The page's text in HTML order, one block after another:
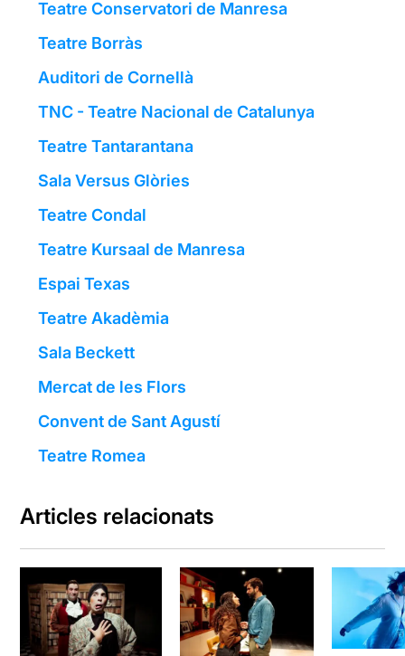
Teatre Conservatori de Manresa
Teatre Borràs
Auditori de Cornellà
TNC - Teatre Nacional de Catalunya
Teatre Tantarantana
Sala Versus Glòries
Teatre Condal
Teatre Kursaal de Manresa
Espai Texas
Teatre Akadèmia
Sala Beckett
Mercat de les Flors
Convent de Sant Agustí
Teatre Romea
Articles relacionats